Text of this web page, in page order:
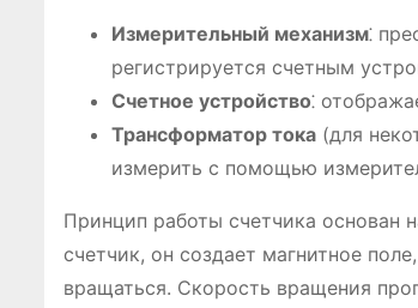
Измерительный механизм⁚
регистрируется счетным
Счетное устройство⁚
Трансформатор тока (для
измерить с помощью
Принцип работы счетчика основан
счетчик, он создает магнитное
вращаться. Скорость вращения